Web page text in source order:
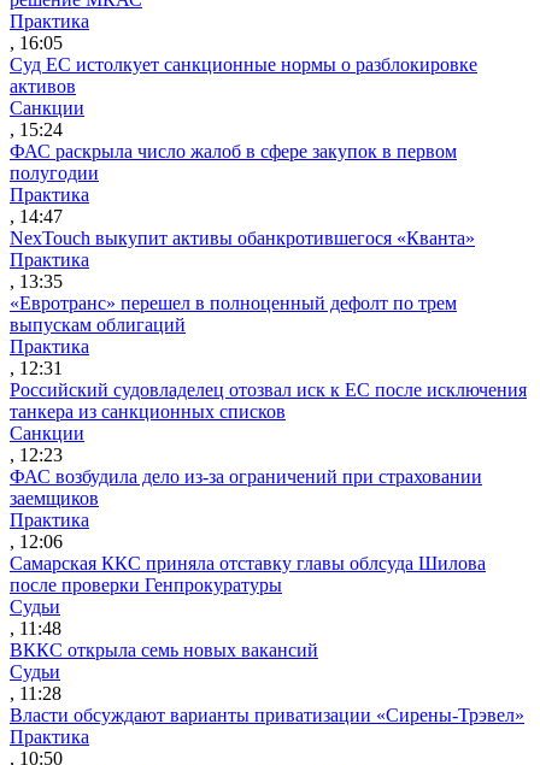
Практика
, 16:05
Суд ЕС истолкует санкционные нормы о разблокировке
активов
Санкции
, 15:24
ФАС раскрыла число жалоб в сфере закупок в первом
полугодии
Практика
, 14:47
NexTouch выкупит активы обанкротившегося «Кванта»
Практика
, 13:35
«Евротранс» перешел в полноценный дефолт по трем
выпускам облигаций
Практика
, 12:31
Российский судовладелец отозвал иск к ЕС после исключения
танкера из санкционных списков
Санкции
, 12:23
ФАС возбудила дело из-за ограничений при страховании
заемщиков
Практика
, 12:06
Самарская ККС приняла отставку главы облсуда Шилова
после проверки Генпрокуратуры
Судьи
, 11:48
ВККС открыла семь новых вакансий
Судьи
, 11:28
Власти обсуждают варианты приватизации «Сирены-Трэвел»
Практика
, 10:50